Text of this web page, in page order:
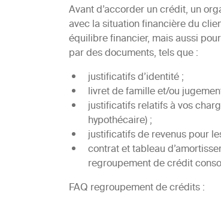
Avant d’accorder un crédit, un
avec la situation financière du
équilibre financier, mais aussi
par des documents, tels que :
justificatifs d’identité ;
livret de famille et/ou
justificatifs relatifs à vos
hypothécaire) ;
justificatifs de revenus pour
contrat et tableau
regroupement de crédit
FAQ regroupement de crédits :